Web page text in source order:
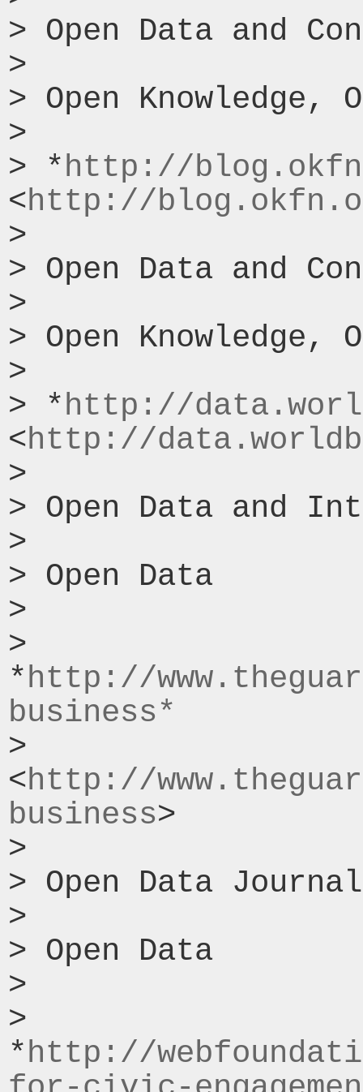
> Open Data and
>
> Open Knowledge,
>
> *http://
<http://
>
> Open Data and
>
> Open Knowledge,
>
> *http://
<http://
>
> Open Data and
>
> Open Data
>
>
*http://
business*
>
<http://
business>
>
> Open Data
>
> Open Data
>
>
*http://